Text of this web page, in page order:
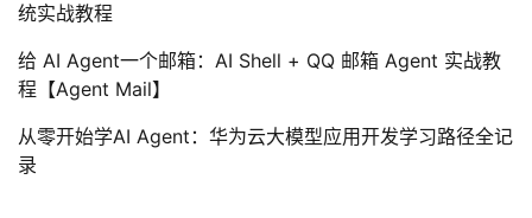
统实战教程
给 AI Agent一个邮箱：AI Shell + QQ 邮箱 Agent 实战教
程【Agent Mail】
从零开始学AI Agent：华为云大模型应用开发学习路径全记
录